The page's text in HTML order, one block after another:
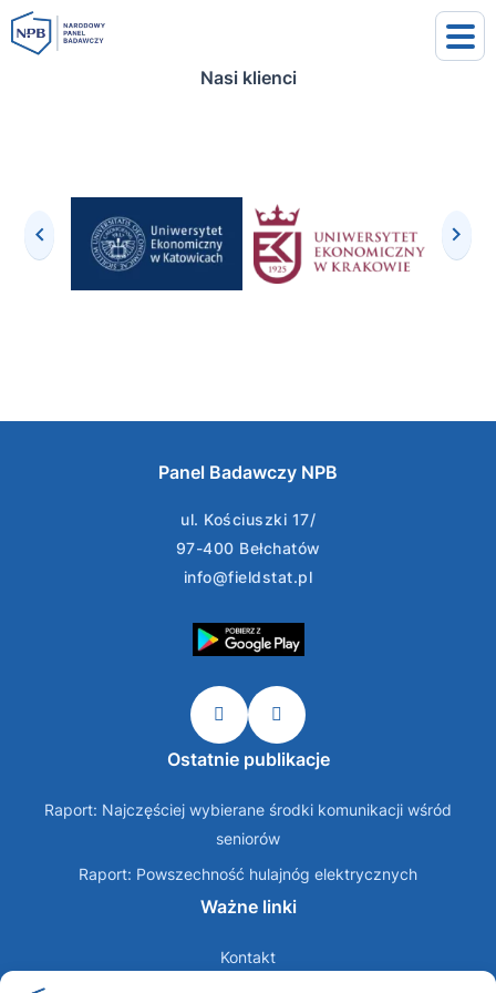
Nasi klienci
Panel Badawczy NPB
ul. Kościuszki 17/
97-400 Bełchatów
info@fieldstat.pl
Ostatnie publikacje
Raport: Najczęściej wybierane środki komunikacji wśród
seniorów
Raport: Powszechność hulajnóg elektrycznych
Ważne linki
Kontakt